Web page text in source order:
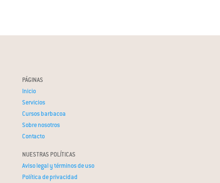
PÁGINAS
Inicio
Servicios
Cursos barbacoa
Sobre nosotros
Contacto
NUESTRAS POLÍTICAS
Aviso legal y términos de uso
Política de privacidad